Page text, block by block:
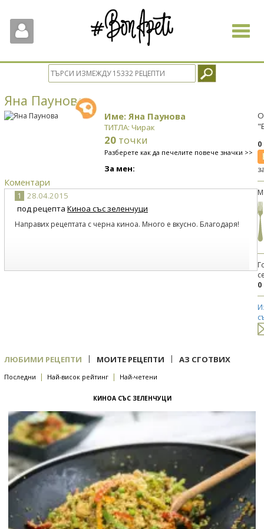
Toggle
Яна Паунова
Име: Яна Паунова
ТИТЛА: Чирак
20 точки
Разберете как да печелите повече значки >>
За мен:
Коментари
1
28.04.2015
под рецепта Киноа със зеленчуци
Направих рецептата с черна киноа. Много е вкусно. Благодаря!
0
ЛЮБИМИ РЕЦЕПТИ | МОИТЕ РЕЦЕПТИ | АЗ СГОТВИХ
Последни | Най-висок рейтинг | Най-четени
КИНОА СЪС ЗЕЛЕНЧУЦИ